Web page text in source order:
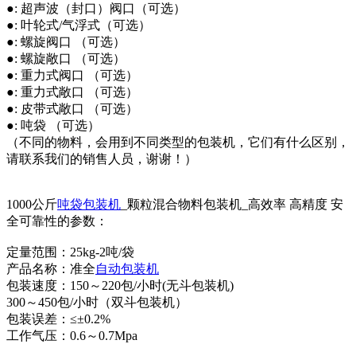
●: 超声波（封口）阀口（可选）
●: 叶轮式/气浮式（可选）
●: 螺旋阀口 （可选）
●: 螺旋敞口 （可选）
●: 重力式阀口 （可选）
●: 重力式敞口 （可选）
●: 皮带式敞口 （可选）
●: 吨袋 （可选）
（不同的物料，会用到不同类型的包装机，它们有什么区别，
请联系我们的销售人员，谢谢！）
1000公斤吨袋包装机 _颗粒混合物料包装机_高效率 高精度 安
全可靠性的参数：
定量范围：25kg-2吨/袋
产品名称：准全自动包装机
包装速度：150～220包/小时(无斗包装机)
300～450包/小时（双斗包装机）
包装误差：≤±0.2%
工作气压：0.6～0.7Mpa